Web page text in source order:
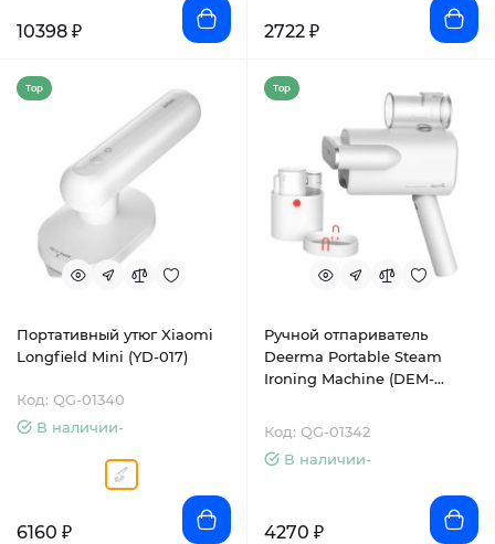
10398 ₽ 2722 ₽
Top
Портативный утюг Xiaomi
Longfield Mini (YD-017)
Код: QG-01340
В наличии-
6160 ₽
Top
Ручной отпариватель
Deerma Portable Steam
Ironing Machine (DEM-
Код: QG-01342
В наличии-
4270 ₽